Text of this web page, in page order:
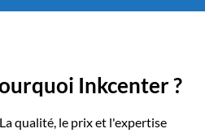
Inkcenter ?
qualité, le prix et l'expertise